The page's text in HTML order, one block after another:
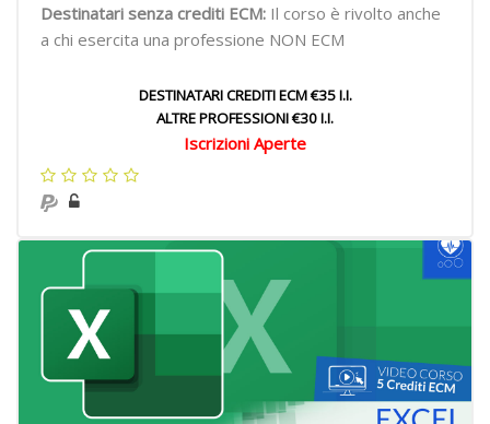
Destinatari senza crediti ECM: Il corso è rivolto anche
a chi esercita una professione NON ECM
DESTINATARI CREDITI ECM €35 I.I.
ALTRE PROFESSIONI €30 I.I.
Iscrizioni Aperte